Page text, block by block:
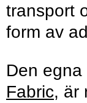
transport
form av
Den egna
Fabric, är